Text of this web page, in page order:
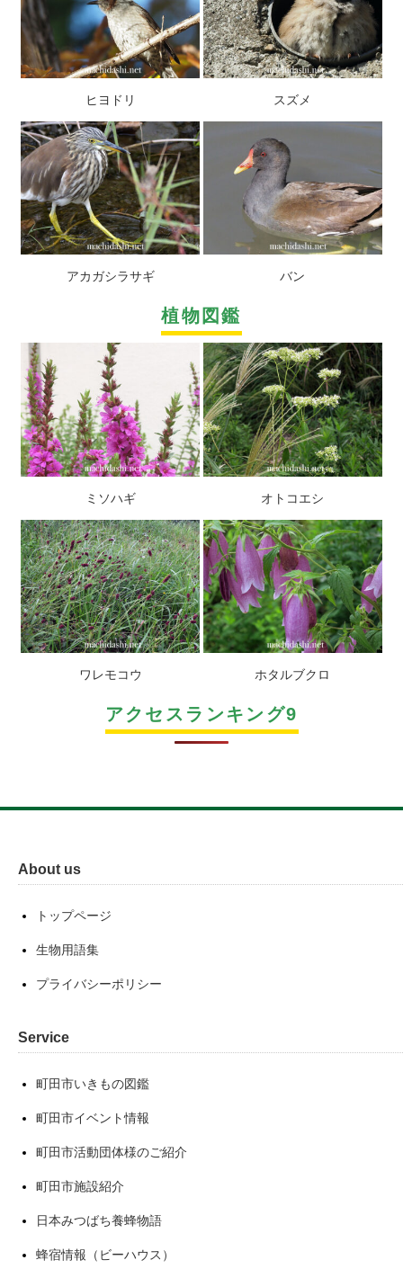
ヒヨドリ スズメ
アカガシラサギ バン
植物図鑑
ミソハギ オトコエシ
ワレモコウ ホタルブクロ
アクセスランキング9
About us
トップページ
生物用語集
プライバシーポリシー
Service
町田市いきもの図鑑
町田市イベント情報
町田市活動団体様のご紹介
町田市施設紹介
日本みつばち養蜂物語
蜂宿情報（ビーハウス）